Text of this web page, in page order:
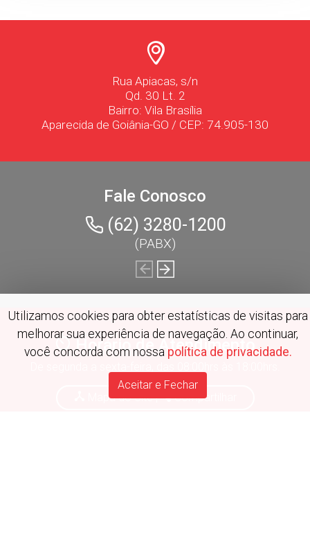
Rua Apiacas, s/n
Qd. 30 Lt. 2
Bairro: Vila Brasília
Aparecida de Goiânia-GO / CEP: 74.905-130
Fale Conosco
(62) 3280-1200
(PABX)
Horário de Atendimento
Mapa do Site| Compartilhar
Utilizamos cookies para obter estatísticas de visitas para
melhorar sua experiência de navegação. Ao continuar,
você concorda com nossa política de privacidade.
Aceitar e Fechar